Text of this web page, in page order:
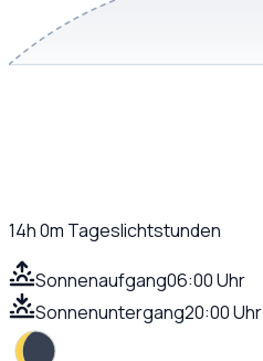
14h 0m Tageslichtstunden
Sonnenaufgang06:00 Uhr
Sonnenuntergang20:00 Uhr